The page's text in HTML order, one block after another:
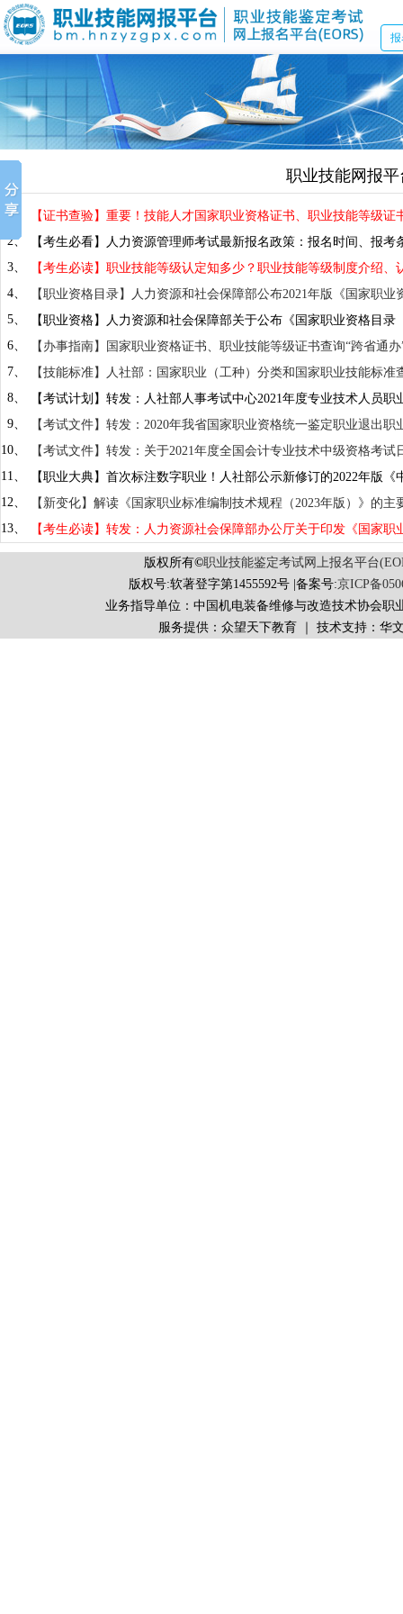
职业技能网报
1、
【证书查验】重要！技能人才国家职业资格证书、职业技能等级
2、
【考生必看】人力资源管理师考试最新报名政策：报名时间、报
3、
【考生必读】职业技能等级认定知多少？职业技能等级制度介绍
4、
【职业资格目录】人力资源和社会保障部公布2021年版《国家职业
5、
【职业资格】人力资源和社会保障部关于公布《国家职业资格目录
6、
【办事指南】国家职业资格证书、职业技能等级证书查询“跨省通
7、
【技能标准】人社部：国家职业（工种）分类和国家职业技能标
8、
【考试计划】转发：人社部人事考试中心2021年度专业技术人员职
9、
【考试文件】转发：2020年我省国家职业资格统一鉴定职业退出
10、
【考试文件】转发：关于2021年度全国会计专业技术中级资格考
11、
【职业大典】首次标注数字职业！人社部公示新修订的2022年版
12、
【新变化】解读《国家职业标准编制技术规程（2023年版）》的
13、
【考生必读】转发：人力资源社会保障部办公厅关于印发《国家
版权所有©职业技能鉴定考试网上报名平台
版权号:软著登字第1455592号 |备案号:京ICP备
业务指导单位：中国机电装备维修与改造技术协会职
服务提供：众望天下教育 ｜ 技术支持：华